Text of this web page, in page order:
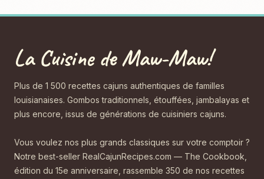
La Cuisine de Maw-Maw!
Plus de 1 500 recettes cajuns authentiques de familles
louisianaises. Gombos traditionnels, étouffées, jambalayas et
plus encore, issus de générations de cuisiniers cajuns.
Vous voulez nos plus grands classiques sur votre comptoir ?
Notre best-seller RealCajunRecipes.com — The Cookbook,
édition du 15e anniversaire, rassemble 350 de nos recettes